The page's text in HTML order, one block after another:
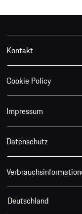
Kontakt
Cookie Policy
Impressum
Datenschutz
Deutschland